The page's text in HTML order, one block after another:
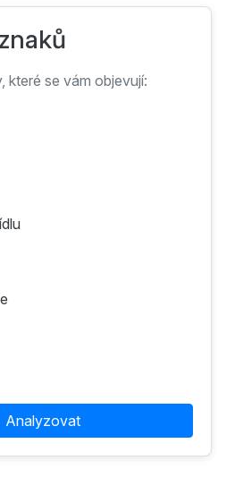
které se vám objevují:
Analyzovat